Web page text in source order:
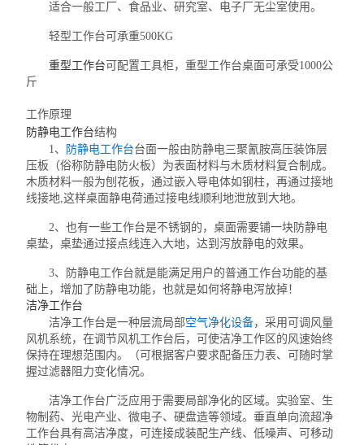
适合一般工厂、食品业、研究室、电子厂无尘室使用。
轻型工作台可承重500KG
重型工作台 可配置工具柜，重型工作台桌面可承受1000公
斤
工作原理
防静电工作台结构
1、
防静电工作台台面一般由防静电三聚氰胺高压装饰层
压板（俗称防静电防火板）为表面材料与木质材料复合制成。
木质材料一般为刨花板，通过嵌入导电体如钢柱，再通过接地
线接地,这样桌面静电荷通过接电线顺利地泄放到大地。
2、也有一些工作台是不锈钢的，桌面需要铺一块防静电
桌垫，桌垫通过接点线连入大地，达到泻放静电的效果。
3、防静电工作台就是能满足用户的普通工作台功能的基
础上，增加了防静电功能，也就是如何将静电泻放掉！
洁净工作台
洁净工作台是一种层流局部空气净化设备，采用可调风量
风机系统，在调节风机工作台后，可使洁净工作区的风速始终
保持在理想范围内。（可根据客户要求配备压力表、可随时掌
握过滤器阻力变化情况。
洁净工作台广泛应用于需要局部净化的区域。实验室、生
物制药、光电产业、微电子、硬盘造等领域。垂直单向流超净
工作台具有高洁净度，可连接成装配生产线、低噪声、可移动